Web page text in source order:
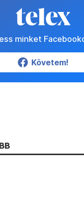
minket
Követem!